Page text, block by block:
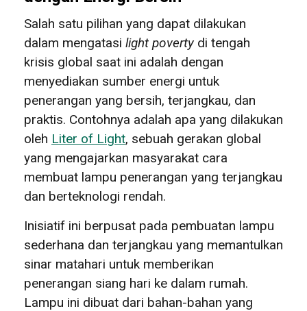
Salah satu pilihan yang dapat dilakukan
dalam mengatasi light poverty di tengah
krisis global saat ini adalah dengan
menyediakan sumber energi untuk
penerangan yang bersih, terjangkau, dan
praktis. Contohnya adalah apa yang dilakukan
oleh Liter of Light, sebuah gerakan global
yang mengajarkan masyarakat cara
membuat lampu penerangan yang terjangkau
dan berteknologi rendah.
Inisiatif ini berpusat pada pembuatan lampu
sederhana dan terjangkau yang memantulkan
sinar matahari untuk memberikan
penerangan siang hari ke dalam rumah.
Lampu ini dibuat dari bahan-bahan yang